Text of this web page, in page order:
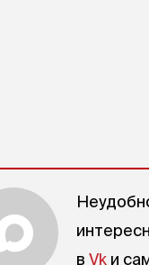
в Vk и